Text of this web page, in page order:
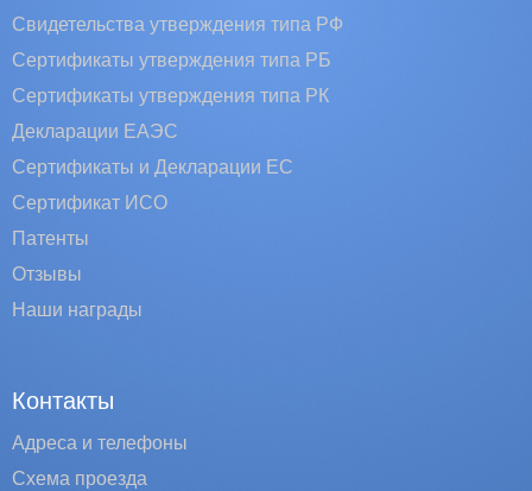
Свидетельства утверждения типа РФ
Сертификаты утверждения типа РБ
Сертификаты утверждения типа РК
Декларации ЕАЭС
Сертификаты и Декларации EC
Сертификат ИСО
Патенты
Отзывы
Наши награды
Контакты
Адреса и телефоны
Схема проезда